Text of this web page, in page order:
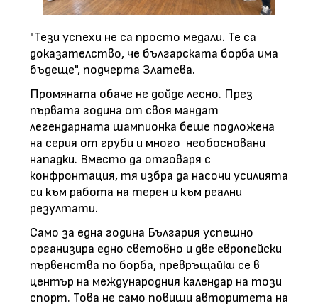
"Тези успехи не са просто медали. Те са
доказателство, че българската борба има
бъдеще", подчерта Златева.
Промяната обаче не дойде лесно. През
първата година от своя мандат
легендарната шампионка беше подложена
на серия от груби и много необосновани
нападки. Вместо да отговаря с
конфронтация, тя избра да насочи усилията
си към работа на терен и към реални
резултати.
Само за една година България успешно
организира едно световно и две европейски
първенства по борба, превръщайки се в
център на международния календар на този
спорт. Това не само повиши авторитета на